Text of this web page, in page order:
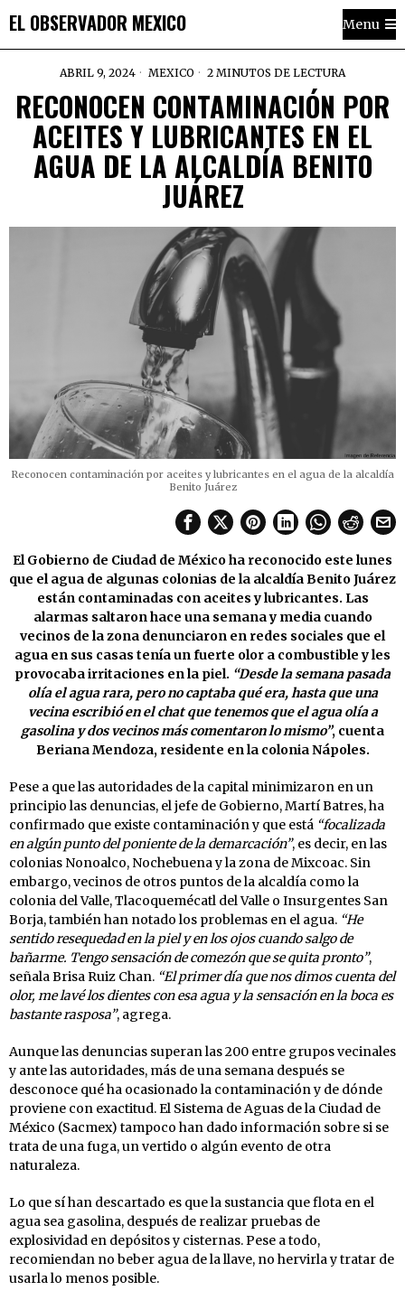
EL OBSERVADOR MEXICO Menu
ABRIL 9, 2024 MEXICO 2 MINUTOS DE LECTURA
RECONOCEN CONTAMINACIÓN POR
ACEITES Y LUBRICANTES EN EL
AGUA DE LA ALCALDÍA BENITO
JUÁREZ
Reconocen contaminación por aceites y lubricantes en el agua de la alcaldía
Benito Juárez
El Gobierno de Ciudad de México ha reconocido este lunes
que el agua de algunas colonias de la alcaldía Benito Juárez
están contaminadas con aceites y lubricantes. Las
alarmas saltaron hace una semana y media cuando
vecinos de la zona denunciaron en redes sociales que el
agua en sus casas tenía un fuerte olor a combustible y les
provocaba irritaciones en la piel. “Desde la semana pasada
olía el agua rara, pero no captaba qué era, hasta que una
vecina escribió en el chat que tenemos que el agua olía a
gasolina y dos vecinos más comentaron lo mismo”, cuenta
Beriana Mendoza, residente en la colonia Nápoles.
Pese a que las autoridades de la capital minimizaron en un
principio las denuncias, el jefe de Gobierno, Martí Batres, ha
confirmado que existe contaminación y que está “focalizada
en algún punto del poniente de la demarcación”, es decir, en las
colonias Nonoalco, Nochebuena y la zona de Mixcoac. Sin
embargo, vecinos de otros puntos de la alcaldía como la
colonia del Valle, Tlacoquemécatl del Valle o Insurgentes San
Borja, también han notado los problemas en el agua. “He
sentido resequedad en la piel y en los ojos cuando salgo de
bañarme. Tengo sensación de comezón que se quita pronto”,
señala Brisa Ruiz Chan. “El primer día que nos dimos cuenta del
olor, me lavé los dientes con esa agua y la sensación en la boca es
bastante rasposa”, agrega.
Aunque las denuncias superan las 200 entre grupos vecinales
y ante las autoridades, más de una semana después se
desconoce qué ha ocasionado la contaminación y de dónde
proviene con exactitud. El Sistema de Aguas de la Ciudad de
México (Sacmex) tampoco han dado información sobre si se
trata de una fuga, un vertido o algún evento de otra
naturaleza.
Lo que sí han descartado es que la sustancia que flota en el
agua sea gasolina, después de realizar pruebas de
explosividad en depósitos y cisternas. Pese a todo,
recomiendan no beber agua de la llave, no hervirla y tratar de
usarla lo menos posible.